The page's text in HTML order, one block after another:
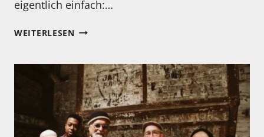
eigentlich einfach:…
WEITERLESENHMS
DIE
ETWAS
ANDEREN
ZOBELGLIEDER